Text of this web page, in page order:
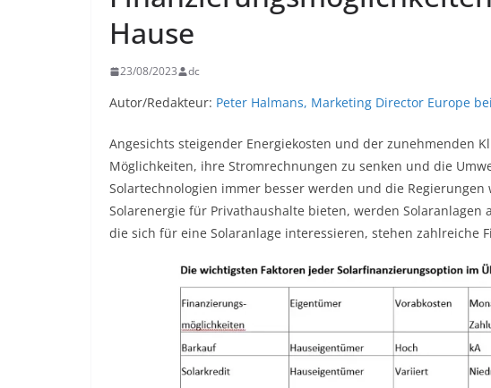
Hause
23/08/2023 dc
Autor/Redakteur: Peter Halmans, Marketing Director Europe
Angesichts steigender Energiekosten und der zunehmenden
Möglichkeiten, ihre Stromrechnungen zu senken und die
Solartechnologien immer besser werden und die
Solarenergie für Privathaushalte bieten, werden
die sich für eine Solaranlage interessieren, stehen zahlreiche